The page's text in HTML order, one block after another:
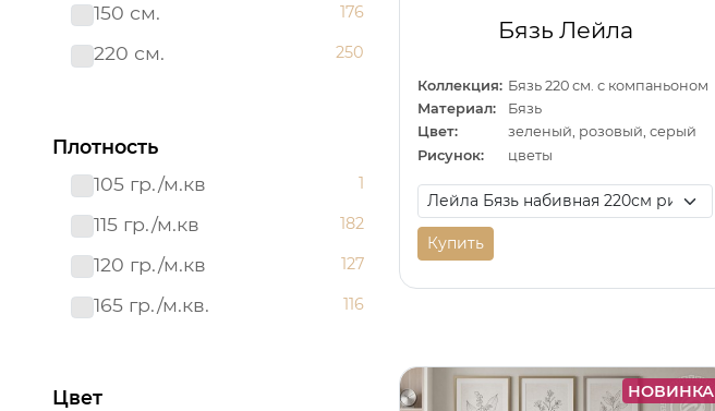
150 см.
176
220 см. 250
Плотность
105 гр./м.кв
1
115 гр./м.кв 182
120 гр./м.кв 127
165 гр./м.кв. 116
Цвет
Бязь Лейла
Коллекция: Бязь 220 см. с компаньоном
Материал:
Бязь
Цвет:
зеленый, розовый, серый
Рисунок:
цветы
Купить
НОВИНКА